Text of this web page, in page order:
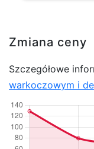
Zmiana ceny
Szczegółowe
warkoczowym i